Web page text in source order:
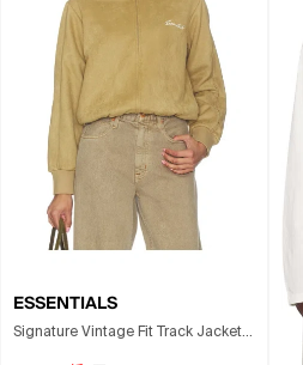
ESSENTIALS
Signature Vintage Fit Track Jacket